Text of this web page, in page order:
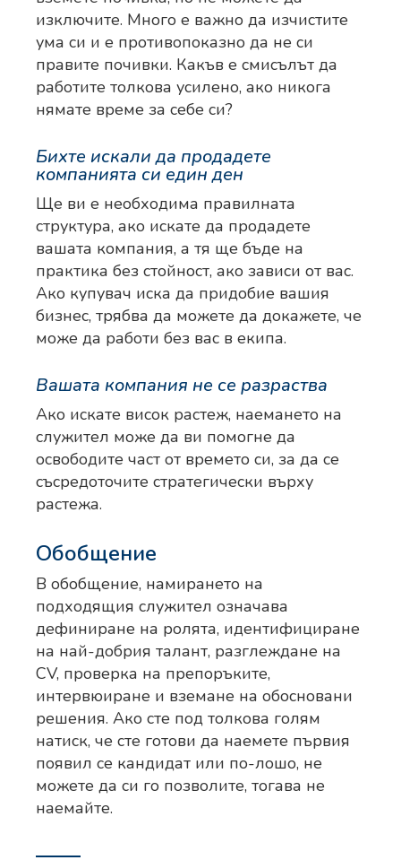
изключите. Много е важно да изчистите
ума си и е противопоказно да не си
правите почивки. Какъв е смисълът да
работите толкова усилено, ако никога
нямате време за себе си?
Бихте искали да продадете
компанията си един ден
Ще ви е необходима правилната
структура, ако искате да продадете
вашата компания, а тя ще бъде на
практика без стойност, ако зависи от вас.
Ако купувач иска да придобие вашия
бизнес, трябва да можете да докажете, че
може да работи без вас в екипа.
Вашата компания не се разраства
Ако искате висок растеж, наемането на
служител може да ви помогне да
освободите част от времето си, за да се
съсредоточите стратегически върху
растежа.
Обобщение
В обобщение, намирането на
подходящия служител означава
дефиниране на ролята, идентифициране
на най-добрия талант, разглеждане на
CV, проверка на препоръките,
интервюиране и вземане на обосновани
решения. Ако сте под толкова голям
натиск, че сте готови да наемете първия
появил се кандидат или по-лошо, не
можете да си го позволите, тогава не
наемайте.